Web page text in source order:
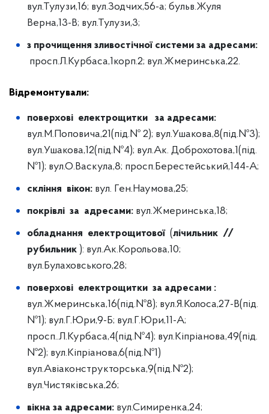
вул.Тулузи,16; вул.Зодчих,56-а; бульв.Жуля
Верна,13-В; вул.Тулузи,3;
з прочищення зливостічної системи за адресами:
просп.Л.Курбаса,1корп.2; вул.Жмеринська,22.
Відремонтували:
поверхові електрощитки за адресами:
вул.М.Поповича,21(під.№ 2); вул.Ушакова,8(під.№3);
вул.Ушакова,12(під.№4); вул.Ак. Доброхотова,1(під.
№1); вул.О.Васкула,8; просп.Берестейський,144-А;
скління вікон: вул. Ген.Наумова,25;
покрівлі за адресами: вул.Жмеринська,18;
обладнання електрощитової (лічильник //
рубильник ): вул.Ак.Корольова,10;
вул.Булаховського,28;
поверхові електрощитки за адресами :
вул.Жмеринська,16(під.№8); вул.Я.Колоса,27-В(під.
№1); вул.Г.Юри,9-Б; вул.Г.Юри,11-А;
просп..Л.Курбаса,4(під.№4); вул.Кіпріанова,49(під.
№2); вул.Кіпріанова,6(під.№1)
вул.Авіаконструкторська,9(під.№2);
вул.Чистяківська,26;
вікна за адресами: вул.Симиренка,24;